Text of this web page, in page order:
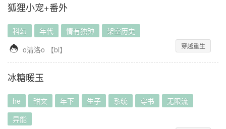
狐狸小宠+番外
科幻 年代 情有独钟 架空历史
 o清洛o 【bl】 穿越重生
冰糖暖玉
he 甜文 年下 生子 系统 穿书
无限流
异能